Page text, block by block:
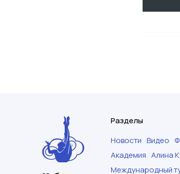
Разделы
Новости Видео
Академия Алина
Международный